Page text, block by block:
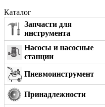
Каталог
Запчасти для
инструмента
Насосы и насосные
станции
Пневмоинструмент
Принадлежности